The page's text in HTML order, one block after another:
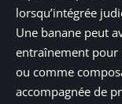
lorsqu’intégrée
Une banane peut
entraînement pour
ou comme
accompagnée de